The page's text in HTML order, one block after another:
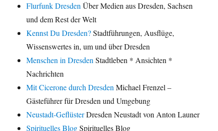
Flurfunk DresdenÜber Medien aus Dresden, Sachsen
und dem Rest der Welt
Kennst Du Dresden?Stadtführungen, Ausflüge,
Wissenswertes in, um und über Dresden
Menschen in DresdenStadtleben * Ansichten *
Nachrichten
Mit Cicerone durch DresdenMichael Frenzel –
Gästeführer für Dresden und Umgebung
Neustadt-GeflüsterDresden Neustadt von Anton Launer
Spirituelles BlogSpirituelles Blog